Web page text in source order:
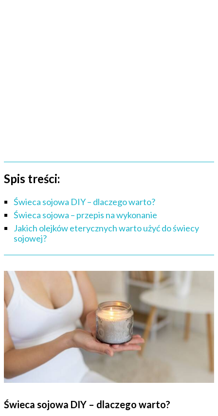
Spis treści:
Świeca sojowa DIY – dlaczego warto?
Świeca sojowa – przepis na wykonanie
Jakich olejków eterycznych warto użyć do świecy
sojowej?
Świeca sojowa DIY – dlaczego warto?